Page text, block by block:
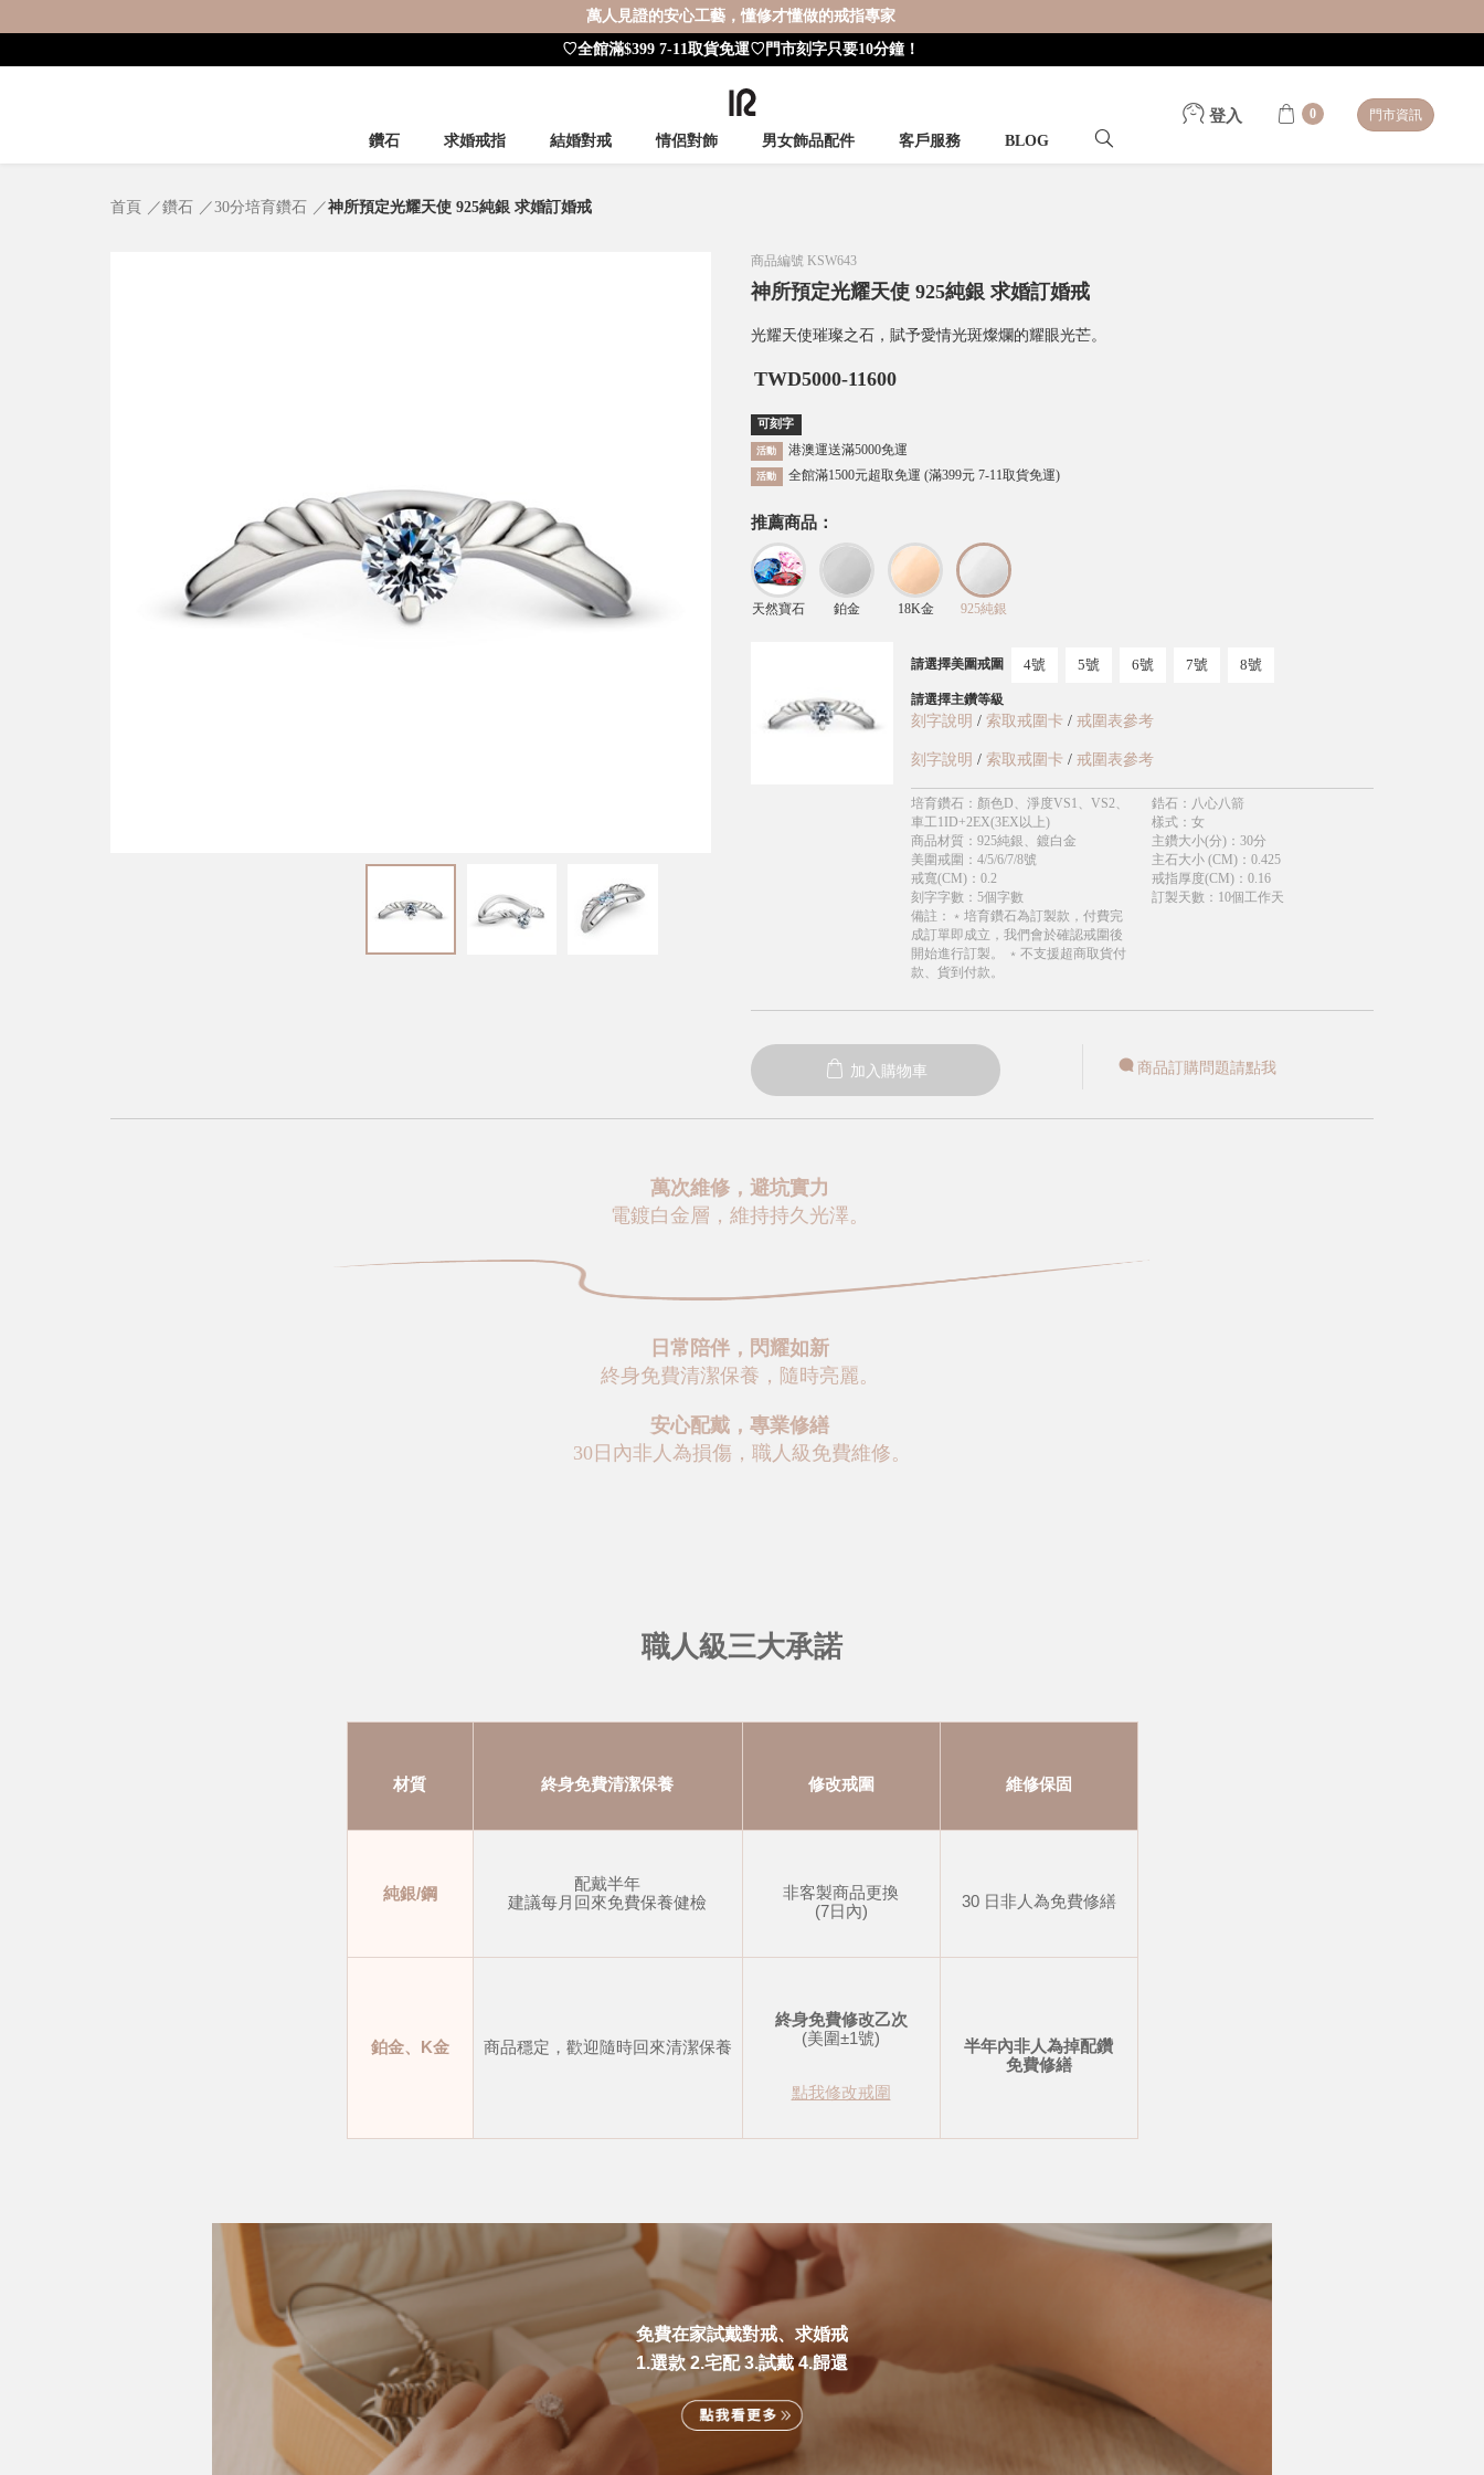
萬人見證的安心工藝，懂修才懂做的戒指專家
♡全館滿$399 7-11取貨免運♡門市刻字只要10分鐘！
鑽石 求婚戒指 結婚對戒 情侶對飾 男女飾品配件 客戶服務 BLOG
登入 0 門市資訊
首頁 鑽石 30分培育鑽石 神所預定光耀天使 925純銀 求婚訂婚戒
商品編號 KSW643
神所預定光耀天使 925純銀 求婚訂婚戒
光耀天使璀璨之石，賦予愛情光斑燦爛的耀眼光芒。
TWD5000-11600
可刻字
活動 港澳運送滿5000免運
活動 全館滿1500元超取免運 (滿399元 7-11取貨免運)
推薦商品：
天然寶石 鉑金 18K金 925純銀
請選擇美圍戒圍 4號 5號 6號 7號 8號
請選擇主鑽等級
刻字說明 / 索取戒圍卡 / 戒圍表參考
刻字說明 / 索取戒圍卡 / 戒圍表參考
培育鑽石 ： 顏色D、淨度VS1、VS2、
車工1ID+2EX(3EX以上)
鋯石： 八心八箭
樣式： 女
商品材質 ： 925純銀、鍍白金 主鑽大小(分)： 30分
美圍戒圍 ： 4/5/6/7/8號 主石大小 (CM)： 0.425
戒寬(CM) ： 0.2 戒指厚度(CM)： 0.16
刻字字數 ： 5個字數 訂製天數 ： 10個工作天
備註 ：
﹡培育鑽石為訂製款，付費完
成訂單即成立，我們會於確認戒圍後
開始進行訂製。 ﹡不支援超商取貨付
款、貨到付款。
加入購物車 商品訂購問題請點我
萬次維修，避坑實力
電鍍白金層，維持持久光澤。
日常陪伴，閃耀如新
終身免費清潔保養，隨時亮麗。
安心配戴，專業修繕
30日內非人為損傷，職人級免費維修。
職人級三大承諾
材質 終身免費清潔保養 修改戒圍 維修保固
純銀/鋼
配戴半年
建議每月回來免費保養健檢
非客製商品更換
(7日內)
30 日非人為免費修繕
鉑金、K金 商品穩定，歡迎隨時回來清潔保養
終身免費修改乙次
(美圍±1號)
點我修改戒圍
半年內非人為掉配鑽
免費修繕
免費在家試戴對戒、求婚戒
1.選款 2.宅配 3.試戴 4.歸還